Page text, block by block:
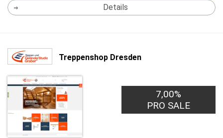
Details
Treppenshop Dresden
7,00%
PRO SALE